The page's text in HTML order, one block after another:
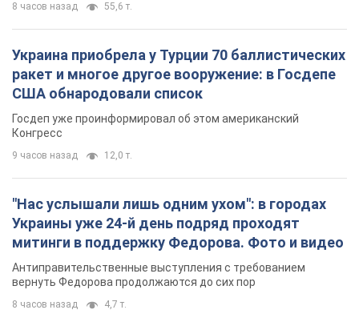
8 часов назад 55,6 т.
Украина приобрела у Турции 70 баллистических
ракет и многое другое вооружение: в Госдепе
США обнародовали список
Госдеп уже проинформировал об этом американский
Конгресс
9 часов назад 12,0 т.
"Нас услышали лишь одним ухом": в городах
Украины уже 24-й день подряд проходят
митинги в поддержку Федорова. Фото и видео
Антиправительственные выступления с требованием
вернуть Федорова продолжаются до сих пор
8 часов назад 4,7 т.